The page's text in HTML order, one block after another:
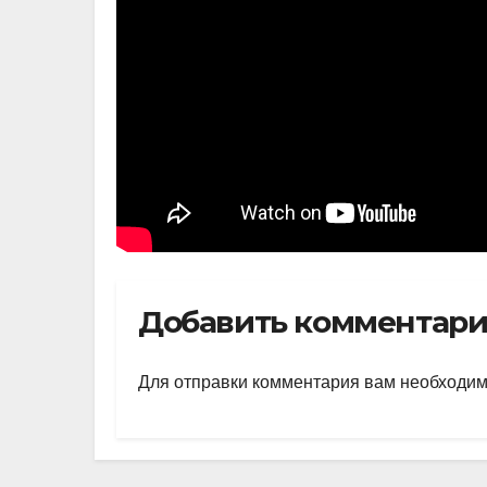
Добавить
Для отправки комментария вам